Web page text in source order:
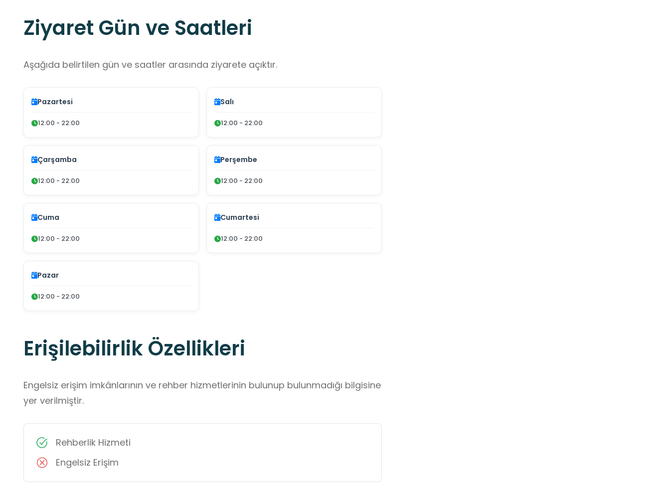
Ziyaret Gün ve Saatleri
Aşağıda belirtilen gün ve saatler arasında ziyarete açıktır.
Pazartesi
12:00 - 22:00
Salı
12:00 - 22:00
Çarşamba
12:00 - 22:00
Perşembe
12:00 - 22:00
Cuma
12:00 - 22:00
Cumartesi
12:00 - 22:00
Pazar
12:00 - 22:00
Erişilebilirlik Özellikleri
Engelsiz erişim imkânlarının ve rehber hizmetlerinin bulunup bulunmadığı bilgisine
yer verilmiştir.
Rehberlik Hizmeti
Engelsiz Erişim